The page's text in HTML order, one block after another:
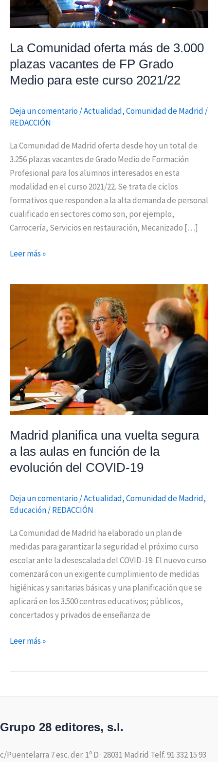
La Comunidad oferta más de 3.000
plazas vacantes de FP Grado
Medio para este curso 2021/22
Deja un comentario/Actualidad,Comunidad de Madrid/
REDACCIÓN
La Comunidad de Madrid oferta desde hoy un total de
3.256 plazas vacantes de Grado Medio de Formación
Profesional para los alumnos interesados en esta
modalidad en el curso 2021/22. Se trata de ciclos
formativos que responden a la alta demanda de personal
cualificado en sectores como son, por ejemplo,
Carrocería, Servicios en restauración, Mecanizado […]
de
FP
Medio
para
este
2021/22
Leer más »
Madrid planifica una vuelta segura
a las aulas en función de la
evolución del COVID-19
Deja un comentario/Actualidad,Comunidad de Madrid,
Educación/REDACCIÓN
La Comunidad de Madrid ha elaborado un plan de
medidas para garantizar la seguridad el próximo curso
escolar ante la desescalada del COVID-19. El nuevo curso
comenzará con un exigente cumplimiento de medidas
higiénicas y sanitarias básicas y una planificación que se
aplicará en los 3.500 centros educativos; públicos,
concertados y privados de enseñanza de
segura
las
aulas
en
función
la
evolución
del
19
Leer más »
Grupo 28 editores, s.l.
c/Puentelarra 7 esc. der. 1º D · 28031 Madrid Telf. 91 332 15 93